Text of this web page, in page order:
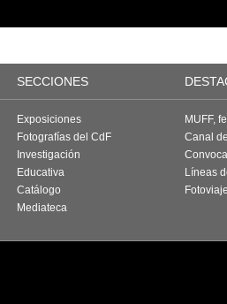
SECCIONES
Exposiciones
Fotografías del CdF
Investigación
Educativa
Catálogo
Mediateca
MUFF,
Canal
Líneas